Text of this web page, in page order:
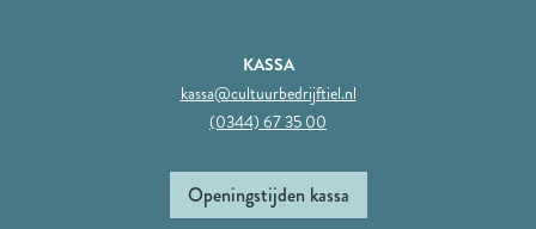
KASSA
kassa@cultuurbedrijftiel.nl
(0344) 67 35 00
Openingstijden kassa